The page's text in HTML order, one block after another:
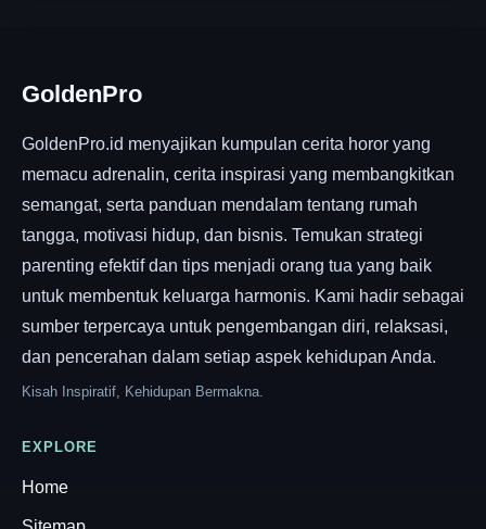
GoldenPro
GoldenPro.id menyajikan kumpulan cerita horor yang
memacu adrenalin, cerita inspirasi yang membangkitkan
semangat, serta panduan mendalam tentang rumah
tangga, motivasi hidup, dan bisnis. Temukan strategi
parenting efektif dan tips menjadi orang tua yang baik
untuk membentuk keluarga harmonis. Kami hadir sebagai
sumber terpercaya untuk pengembangan diri, relaksasi,
dan pencerahan dalam setiap aspek kehidupan Anda.
Kisah Inspiratif, Kehidupan Bermakna.
EXPLORE
Home